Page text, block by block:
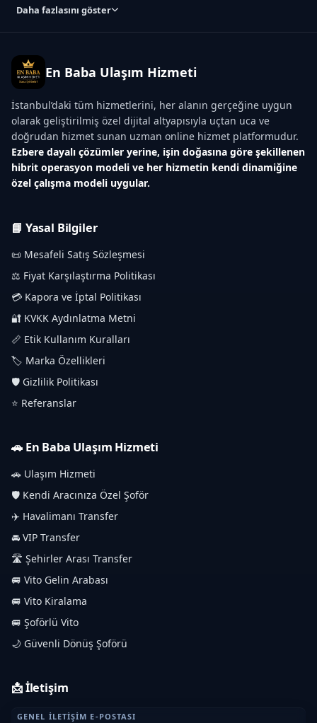
Daha fazlasını göster
En Baba Ulaşım Hizmeti
İstanbul’daki tüm hizmetlerini, her alanın gerçeğine uygun
olarak geliştirilmiş özel dijital altyapısıyla uçtan uca ve
doğrudan hizmet sunan uzman online hizmet platformudur.
Ezbere dayalı çözümler yerine, işin doğasına göre şekillenen
hibrit operasyon modeli ve her hizmetin kendi dinamiğine
özel çalışma modeli uygular.
📘 Yasal Bilgiler
📜 Mesafeli Satış Sözleşmesi
⚖️ Fiyat Karşılaştırma Politikası
💳 Kapora ve İptal Politikası
🔐 KVKK Aydınlatma Metni
📏 Etik Kullanım Kuralları
🏷️ Marka Özellikleri
🛡️ Gizlilik Politikası
⭐ Referanslar
🚗 En Baba Ulaşım Hizmeti
🚗 Ulaşım Hizmeti
🛡️ Kendi Aracınıza Özel Şoför
✈️ Havalimanı Transfer
🚘 VIP Transfer
🛣️ Şehirler Arası Transfer
🚐 Vito Gelin Arabası
🚐 Vito Kiralama
🚐 Şoförlü Vito
🌙 Güvenli Dönüş Şoförü
📩 İletişim
GENEL İLETIŞIM E-POSTASI